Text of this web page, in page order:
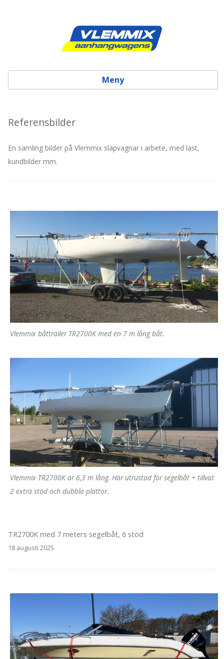
Meny
Referensbilder
En samling bilder på Vlemmix släpvagnar i arbete, med last,
kundbilder mm.
Vlemmix båttrailer TR2700K med en 7 m lång båt.
Vlemmix TR2700K är 6,3 m lång. Här utrustad för segelbåt + tillval:
2 extra stöd och dubbla plattor.
TR2700K med 7 meters segelbåt, 6 stöd
18 augusti 2025